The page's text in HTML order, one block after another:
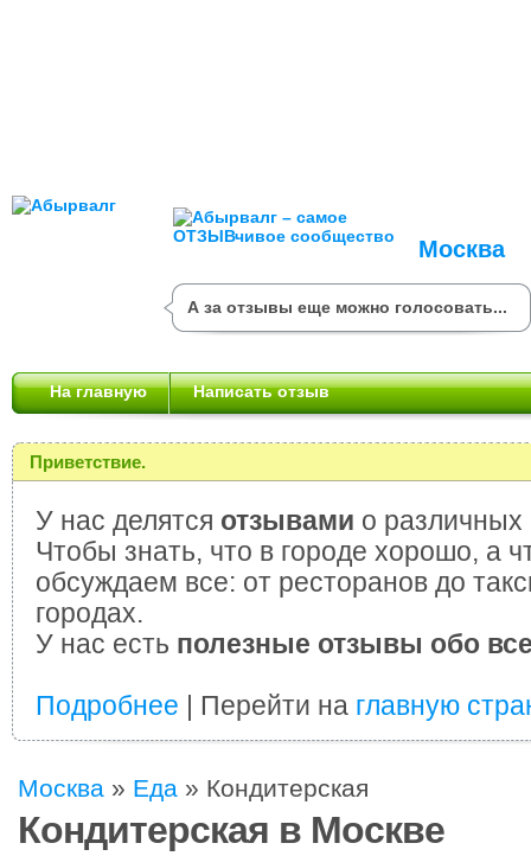
Москва
А за отзывы еще можно голосовать...
На главную Написать отзыв
Приветствие.
У нас делятся отзывами о различных
Чтобы знать, что в городе хорошо, а
обсуждаем все: от ресторанов до
городах.
У нас есть полезные отзывы обо
Подробнее | Перейти на главную
Москва » Еда » Кондитерская
Кондитерская в Москве